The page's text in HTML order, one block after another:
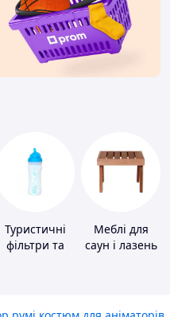
Туристичні
фільтри та
Меблі для
саун і лазень